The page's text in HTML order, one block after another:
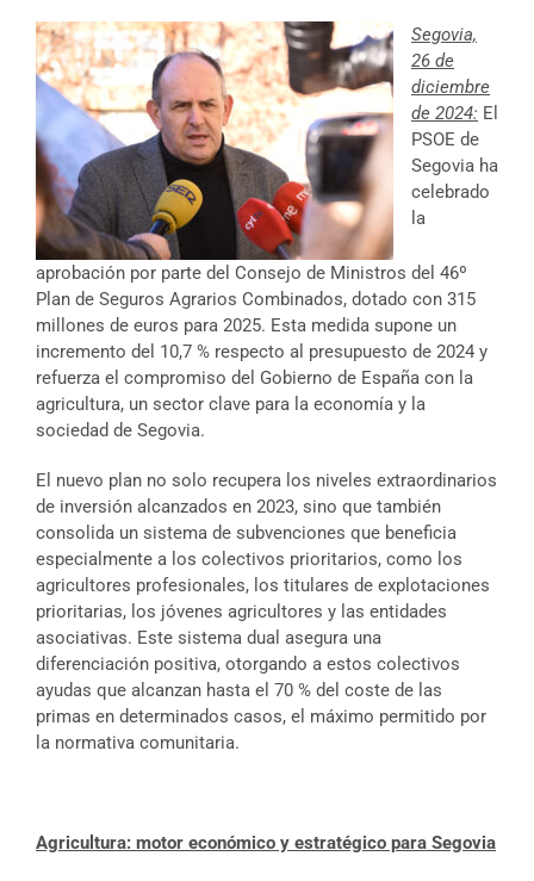
Segovia,
26 de
diciembre
de 2024: El
PSOE de
Segovia ha
celebrado
la
aprobación por parte del Consejo de Ministros del 46º
Plan de Seguros Agrarios Combinados, dotado con 315
millones de euros para 2025. Esta medida supone un
incremento del 10,7 % respecto al presupuesto de 2024 y
refuerza el compromiso del Gobierno de España con la
agricultura, un sector clave para la economía y la
sociedad de Segovia.
El nuevo plan no solo recupera los niveles extraordinarios
de inversión alcanzados en 2023, sino que también
consolida un sistema de subvenciones que beneficia
especialmente a los colectivos prioritarios, como los
agricultores profesionales, los titulares de explotaciones
prioritarias, los jóvenes agricultores y las entidades
asociativas. Este sistema dual asegura una
diferenciación positiva, otorgando a estos colectivos
ayudas que alcanzan hasta el 70 % del coste de las
primas en determinados casos, el máximo permitido por
la normativa comunitaria.
Agricultura: motor económico y estratégico para Segovia